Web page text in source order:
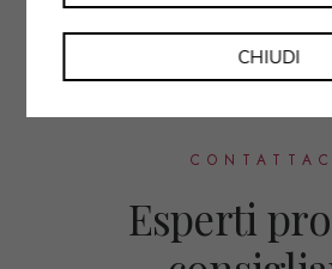
Esperti
CHIUDI